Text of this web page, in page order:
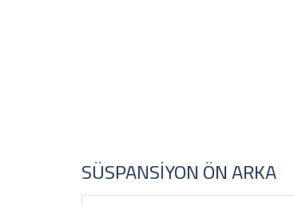
FİYAT ARALIĞI
SÜSPANSIYON ÖN ARKA